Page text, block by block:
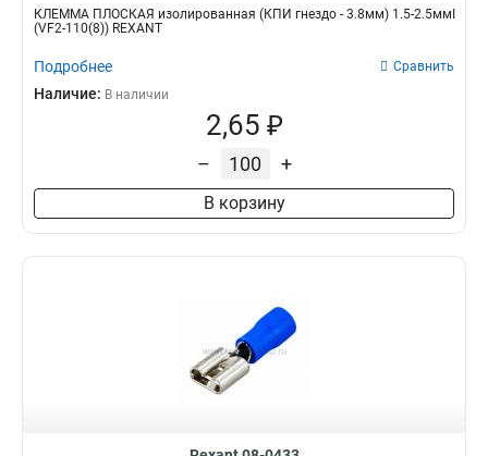
КЛЕММА ПЛОСКАЯ изолированная (КПИ гнездо - 3.8мм) 1.5-2.5ммІ
(VF2-110(8)) REXANT
Подробнее Сравнить
Наличие: В наличии
2,65 ₽
– +
В корзину